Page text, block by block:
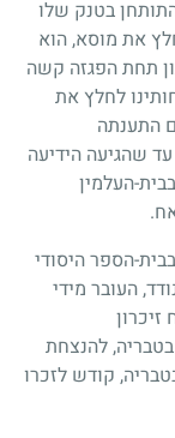
בטנק שלו
את מוסא, הוא
תחת הפגזה קשה
לחלץ את
התענתה
שהגיעה הידיעה
העלמין
הספר היסודי
העובר מידי
זיכרון
להנצחת
קודש לזכרו